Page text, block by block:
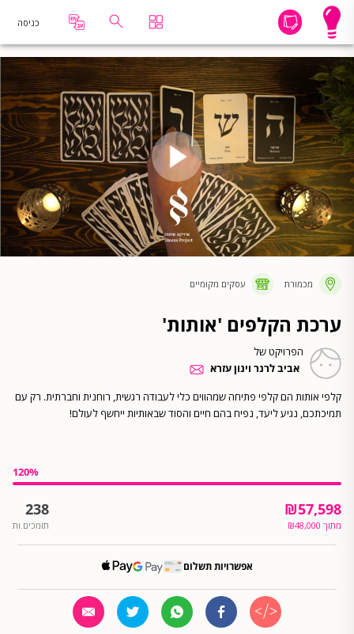
כניסה
מכמורת עסקים מקומיים
ערכת הקלפים 'אותות'
הפרויקט של
אביב לרנר וינון עזרא
קלפי אותות הם קלפי פתיחה שמהווים כלי לעבודה רגשית, רוחנית וחברתית. רק עם
תמיכתכם, נגיע ליעד, נפיח בהם חיים והסוד שבאותיות ייחשף לעולם!
120%
₪57,598
מתוך ₪48,000
238
תומכים.ות
אפשרויות תשלום